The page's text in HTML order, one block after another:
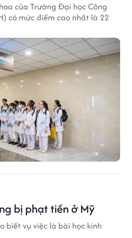
của Trường Đại học Công
có mức điểm cao nhất là 22
bị phạt tiền ở Mỹ
biết vụ việc là bài học kinh